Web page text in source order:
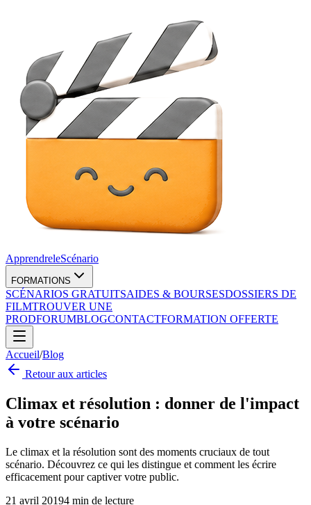
ApprendreleScénario
FORMATIONS
SCÉNARIOS GRATUITSAIDES & BOURSESDOSSIERS DE
FILMTROUVER UNE
PRODFORUMBLOGCONTACTFORMATION OFFERTE
Accueil/Blog
Retour aux articles
Climax et résolution : donner de l'impact
à votre scénario
Le climax et la résolution sont des moments cruciaux de tout
scénario. Découvrez ce qui les distingue et comment les écrire
efficacement pour captiver votre public.
21 avril 20194 min de lecture